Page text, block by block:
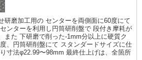
研磨加工用の センターを両側面に60度にて
ンターを利用し円筒研削盤で 段付き摩耗が
また 下研磨で削った-1mm分以上に硬質ク
、円筒研削盤にて スタンダードサイズに仕
寸法φ22.99〜98mm 最終仕上げは、全箇所